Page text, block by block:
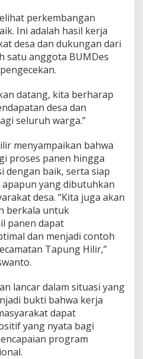
perkembangan
Ini adalah hasil kerja
desa dan dukungan dari
satu anggota BUMDes
datang, kita berharap
desa dan
seluruh warga.”
menyampaikan bahwa
proses panen hingga
dengan baik, serta siap
yang dibutuhkan
desa. “Kita juga akan
berkala untuk
panen dapat
dan menjadi contoh
Tapung Hilir,”
lancar dalam situasi yang
bukti bahwa kerja
dapat
yang nyata bagi
program